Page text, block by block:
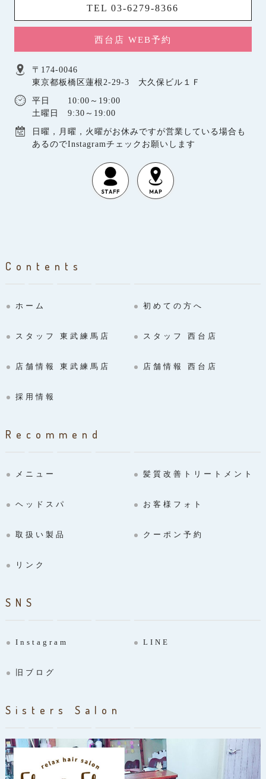
TEL 03-6279-8366
西台店 WEB予約
〒174-0046
東京都板橋区蓮根2-29-3 大久保ビル１Ｆ
平日 10:00～19:00
土曜日 9:30～19:00
日曜，月曜，火曜がお休みですが営業している場合も
あるのでInstagramチェックお願いします
Contents
ホーム 初めての方へ
スタッフ 東武練馬店 スタッフ 西台店
店舗情報 東武練馬店 店舗情報 西台店
採用情報
Recommend
メニュー 髪質改善トリートメント
ヘッドスパ お客様フォト
取扱い製品 クーポン予約
リンク
SNS
Instagram LINE
旧ブログ
Sisters Salon